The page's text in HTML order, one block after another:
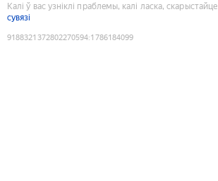
Калі ў вас узніклі праблемы, калі ласка, скарыстайце
сувязі
9188321372802270594:1786184099